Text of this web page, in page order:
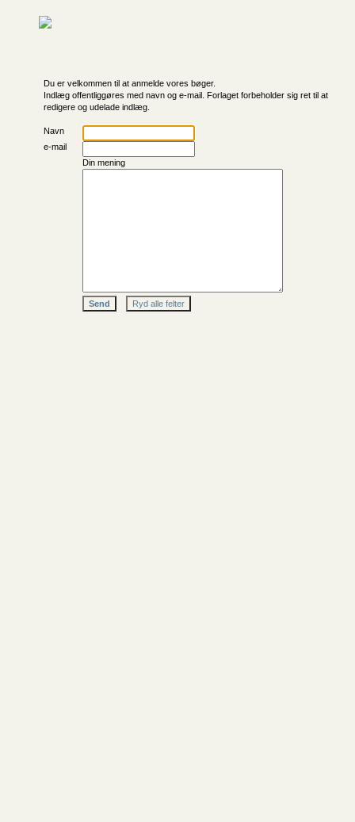
Du er velkommen til at anmelde vores bøger.
Indlæg offentliggøres med navn og e-mail. Forlaget forbeholder sig ret til at
redigere og udelade indlæg.
Navn
e-mail
Din mening